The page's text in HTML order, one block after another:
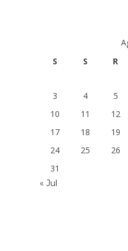
S
S R
3
4 5
10
11 12
17
18 19
24
25 26
31
« Jul